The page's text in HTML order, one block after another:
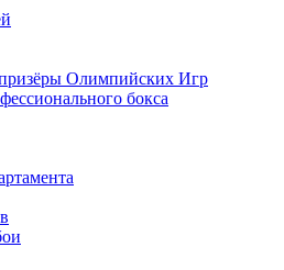
Олимпийских Игр
бокса